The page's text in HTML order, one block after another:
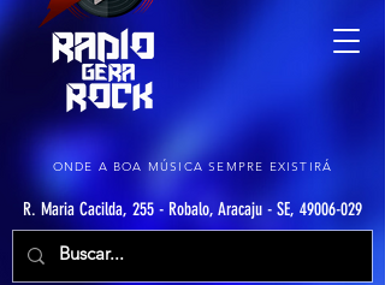
ONDE A BOA MÚSICA SEMPRE EXISTIRÁ
R. Maria Cacilda, 255 - Robalo, Aracaju - SE, 49006-029